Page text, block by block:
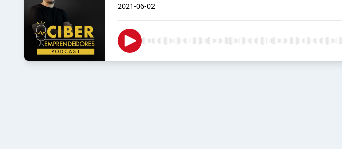
2021-06-02